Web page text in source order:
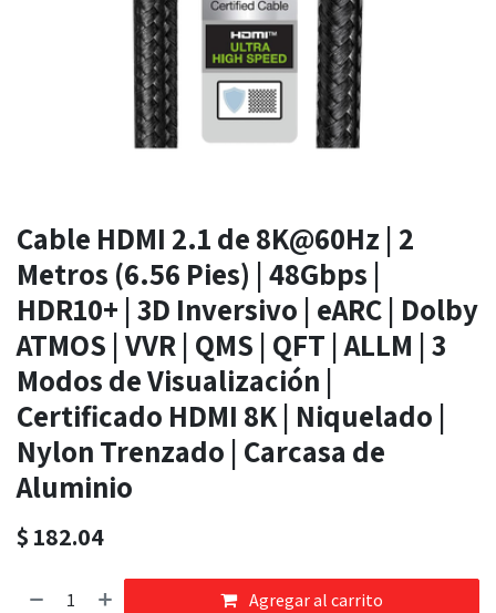
Cable HDMI 2.1 de 8K@60Hz | 2
Metros (6.56 Pies) | 48Gbps |
HDR10+ | 3D Inversivo | eARC | Dolby
ATMOS | VVR | QMS | QFT | ALLM | 3
Modos de Visualización |
Certificado HDMI 8K | Niquelado |
Nylon Trenzado | Carcasa de
Aluminio
$ 182.04
Agregar al carrito